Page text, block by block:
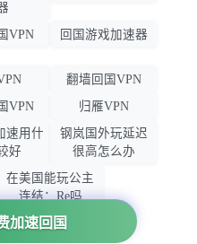
加速回国
VPN 回国游戏加速器
翻墙回国VPN
VPN
归雁VPN
速用什
好
钢岚国外玩延迟
很高怎么办
在美国能玩公主
连结：Re吗